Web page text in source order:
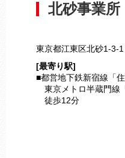
北砂事業所
東京都江東区北砂1-3-
[最寄り駅]
■都営地下鉄新宿線「住
東京メトロ半蔵門線
徒歩12分